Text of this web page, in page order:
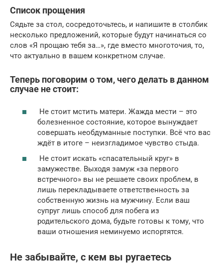
Список прощения
Сядьте за стол, сосредоточьтесь, и напишите в столбик
несколько предложений, которые будут начинаться со
слов «Я прощаю тебя за…», где вместо многоточия, то,
что актуально в вашем конкретном случае.
Теперь поговорим о том, чего делать в данном
случае не стоит:
Не стоит мстить матери. Жажда мести – это
болезненное состояние, которое вынуждает
совершать необдуманные поступки. Всё что вас
ждёт в итоге – неизгладимое чувство стыда.
Не стоит искать «спасательный круг» в
замужестве. Выходя замуж «за первого
встречного» вы не решаете своих проблем, в
лишь перекладываете ответственность за
собственную жизнь на мужчину. Если ваш
супруг лишь способ для побега из
родительского дома, будьте готовы к тому, что
ваши отношения неминуемо испортятся.
Не забывайте, с кем вы ругаетесь